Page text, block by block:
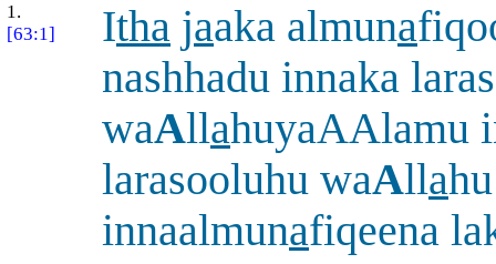
1.
[63:1]
Itha jaaka almuna
nashhadu innaka
waAllahuyaAAlamu
larasooluhu waAlla
innaalmunafiqeena